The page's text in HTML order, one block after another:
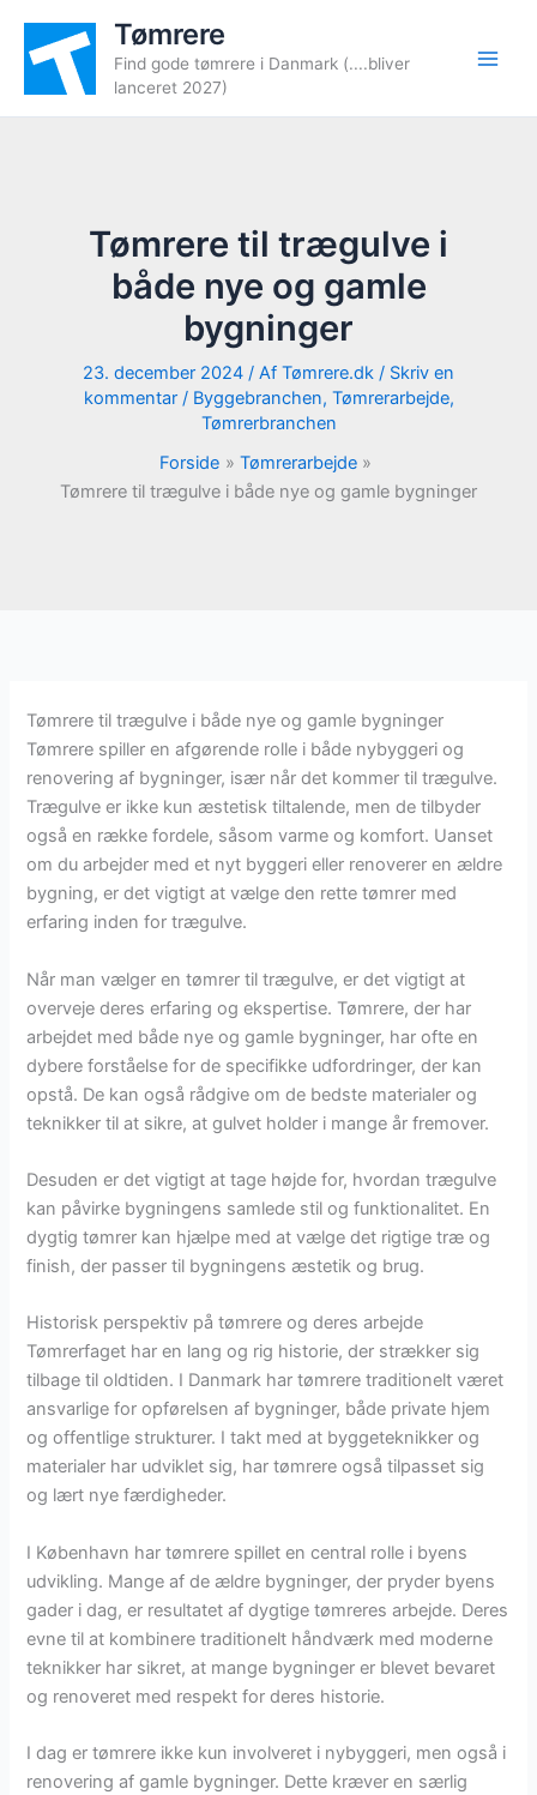
indholdet
Tømrere
Find gode tømrere i Danmark (....bliver
lanceret 2027)
Tømrere til trægulve i
både nye og gamle
bygninger
23. december 2024 / Af Tømrere.dk / Skriv en
kommentar / Byggebranchen, Tømrerarbejde,
Tømrerbranchen
Forside
Tømrerarbejde
Tømrere til trægulve i både nye og gamle bygninger
Tømrere til trægulve i både nye og gamle bygninger
Tømrere spiller en afgørende rolle i både nybyggeri og
renovering af bygninger, især når det kommer til trægulve.
Trægulve er ikke kun æstetisk tiltalende, men de tilbyder
også en række fordele, såsom varme og komfort. Uanset
om du arbejder med et nyt byggeri eller renoverer en ældre
bygning, er det vigtigt at vælge den rette tømrer med
erfaring inden for trægulve.
Når man vælger en tømrer til trægulve, er det vigtigt at
overveje deres erfaring og ekspertise. Tømrere, der har
arbejdet med både nye og gamle bygninger, har ofte en
dybere forståelse for de specifikke udfordringer, der kan
opstå. De kan også rådgive om de bedste materialer og
teknikker til at sikre, at gulvet holder i mange år fremover.
Desuden er det vigtigt at tage højde for, hvordan trægulve
kan påvirke bygningens samlede stil og funktionalitet. En
dygtig tømrer kan hjælpe med at vælge det rigtige træ og
finish, der passer til bygningens æstetik og brug.
Historisk perspektiv på tømrere og deres arbejde
Tømrerfaget har en lang og rig historie, der strækker sig
tilbage til oldtiden. I Danmark har tømrere traditionelt været
ansvarlige for opførelsen af bygninger, både private hjem
og offentlige strukturer. I takt med at byggeteknikker og
materialer har udviklet sig, har tømrere også tilpasset sig
og lært nye færdigheder.
I København har tømrere spillet en central rolle i byens
udvikling. Mange af de ældre bygninger, der pryder byens
gader i dag, er resultatet af dygtige tømreres arbejde. Deres
evne til at kombinere traditionelt håndværk med moderne
teknikker har sikret, at mange bygninger er blevet bevaret
og renoveret med respekt for deres historie.
I dag er tømrere ikke kun involveret i nybyggeri, men også i
renovering af gamle bygninger. Dette kræver en særlig